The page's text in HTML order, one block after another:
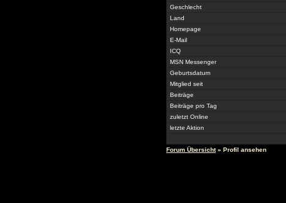
Geschlecht
Land
Homepage
E-Mail
ICQ
MSN Messenger
Geburtsdatum
Mitglied seit
Beiträge
Beiträge pro Tag
zuletzt Online
letzte Aktion
Forum Übersicht» Profil ansehen